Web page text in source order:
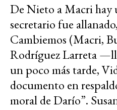
De Nieto a Macri hay
secretario fue
Cambiemos (Macri,
Rodríguez Larreta
un poco más tarde,
documento en
moral de Darío”.